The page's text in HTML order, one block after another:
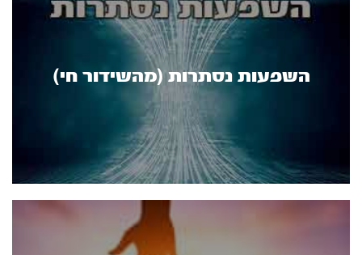
השפעות נסתרות (מהשידור חי)